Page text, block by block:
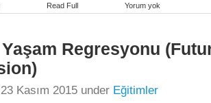
Read Full Yorum yok
Akademi
Eğitim
Takvimi
Regresyonu
23 Kasım 2015 under Eğitimler